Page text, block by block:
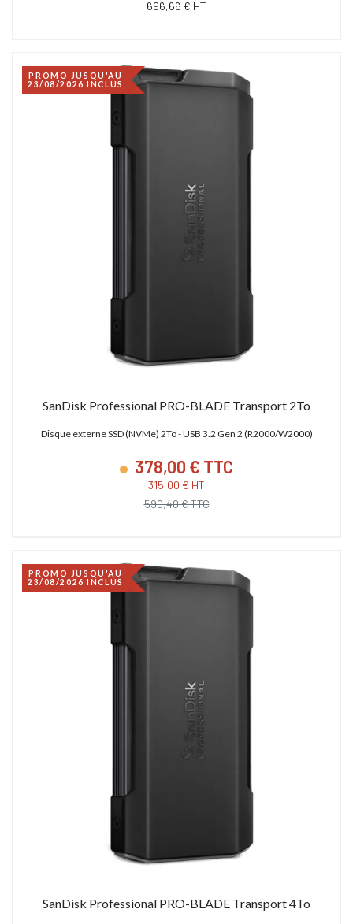
696,66 € HT
PROMO JUSQU'AU
23/08/2026 INCLUS
SanDisk Professional PRO-BLADE Transport 2To
Disque externe SSD (NVMe) 2To - USB 3.2 Gen 2 (R2000/W2000)
378,00 € TTC
315,00 € HT
590,40 € TTC
PROMO JUSQU'AU
23/08/2026 INCLUS
SanDisk Professional PRO-BLADE Transport 4To